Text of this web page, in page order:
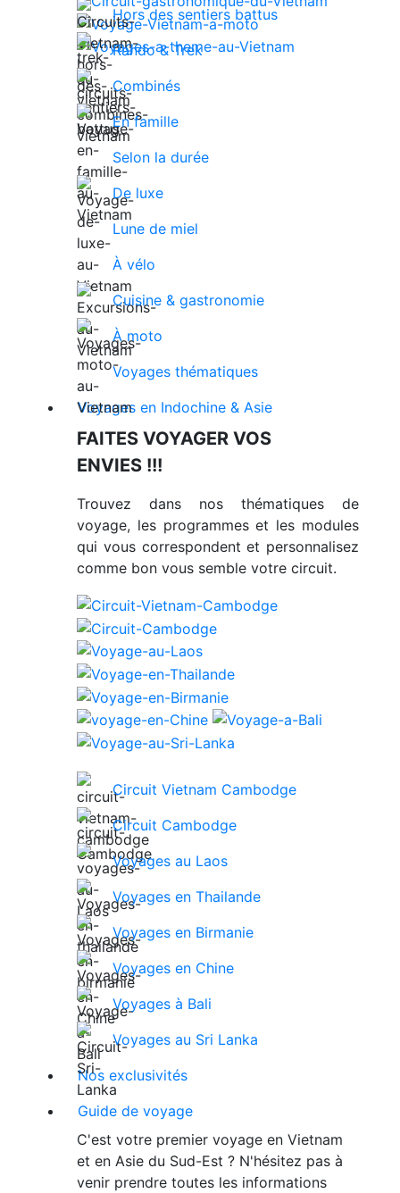
Hors des sentiers battus
Rando & Trek
Combinés
En famille
Selon la durée
De luxe
Lune de miel
À vélo
Cuisine & gastronomie
À moto
Voyages thématiques
Voyages en Indochine & Asie
FAITES VOYAGER VOS
ENVIES !!!
Trouvez dans nos thématiques de
voyage, les programmes et les modules
qui vous correspondent et personnalisez
comme bon vous semble votre circuit.
Circuit Vietnam Cambodge
Circuit Cambodge
Voyages au Laos
Voyages en Thailande
Voyages en Birmanie
Voyages en Chine
Voyages à Bali
Voyages au Sri Lanka
Nos exclusivités
Guide de voyage
C'est votre premier voyage en Vietnam
et en Asie du Sud-Est ? N'hésitez pas à
venir prendre toutes les informations